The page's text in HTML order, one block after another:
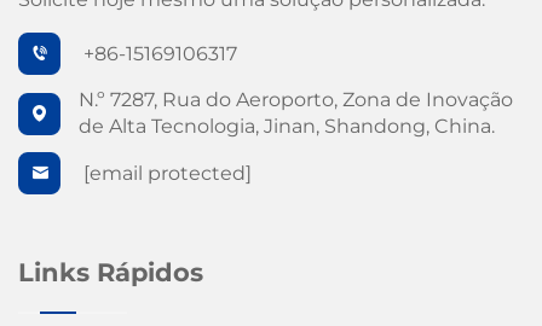
+86-15169106317
N.º 7287, Rua do Aeroporto, Zona de Inovação
de Alta Tecnologia, Jinan, Shandong, China.
[email protected]
Links Rápidos